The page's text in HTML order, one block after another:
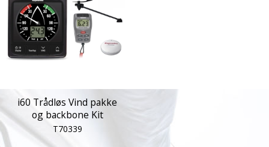
i60 Trådløs Vind pakke
og backbone Kit
T70339